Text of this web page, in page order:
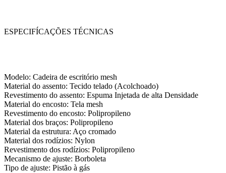
ESPECIFÍCAÇÕES TÉCNICAS
Modelo: Cadeira de escritório mesh
Material do assento: Tecido telado (Acolchoado)
Revestimento do assento: Espuma Injetada de alta Densidade
Material do encosto: Tela mesh
Revestimento do encosto: Polipropileno
Material dos braços: Polipropileno
Material da estrutura: Aço cromado
Material dos rodízios: Nylon
Revestimento dos rodízios: Polipropileno
Mecanismo de ajuste: Borboleta
Tipo de ajuste: Pistão à gás